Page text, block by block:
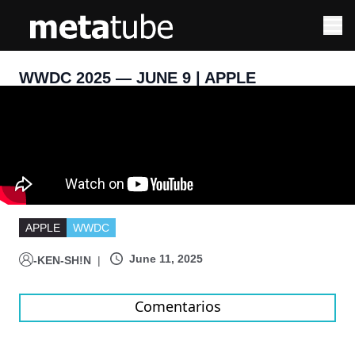
WWDC 2025 — JUNE 9 | APPLE
APPLE WWDC
-KEN-SH!N | June 11, 2025
Comentarios